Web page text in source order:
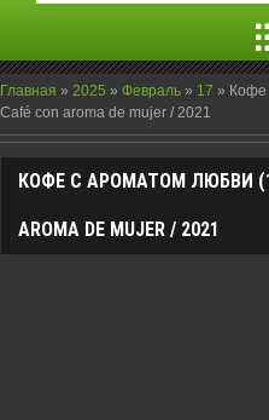
Главная » 2025 » Февраль » 17 » Кофе
Café con aroma de mujer / 2021
КОФЕ С АРОМАТОМ ЛЮБВИ
AROMA DE MUJER / 2021